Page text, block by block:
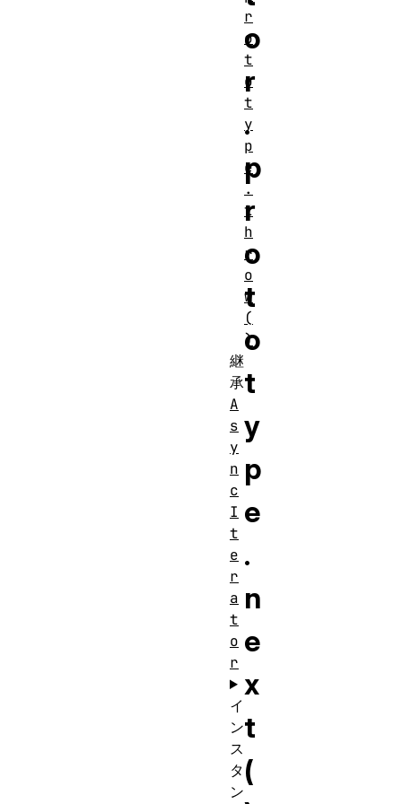
o
r
.
p
r
o
t
o
t
y
p
e
.
n
e
x
t
(
r
o
t
o
t
y
p
e
.
t
h
r
o
w
(
)
継
承
A
s
y
n
c
I
t
e
r
a
t
o
r
イ
ン
ス
タ
ン